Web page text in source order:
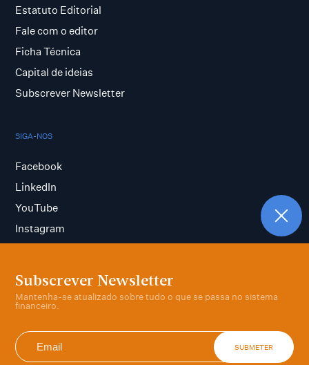
Subscrever Newsletter
Mantenha-se atualizado sobre tudo o que se passa no sistema
financeiro.
SUBMETER
Estatuto Editorial
Fale com o editor
Ficha Técnica
Capital de ideias
Subscrever Newsletter
SIGA-NOS
Facebook
LinkedIn
YouTube
Instagram
Termos e condições
Política de privacidade